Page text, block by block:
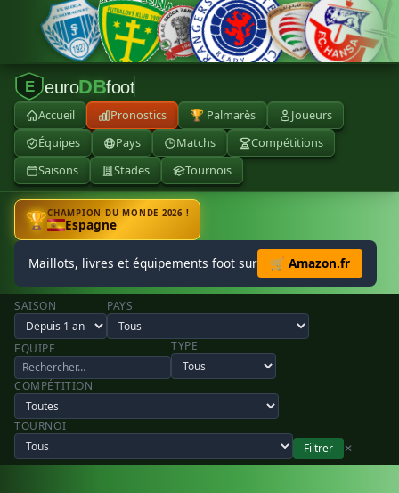
E euroDBfoot
Accueil Pronostics 🏆 Palmarès
Joueurs
Équipes
Pays Matchs
Compétitions
Saisons
Stades Tournois
🏆CHAMPION DU MONDE 2026 !
Espagne
Maillots, livres et équipements foot sur 🛒 Amazon.fr
SAISON PAYS
EQUIPE TYPE
COMPÉTITION
TOURNOI
Filtrer
✕